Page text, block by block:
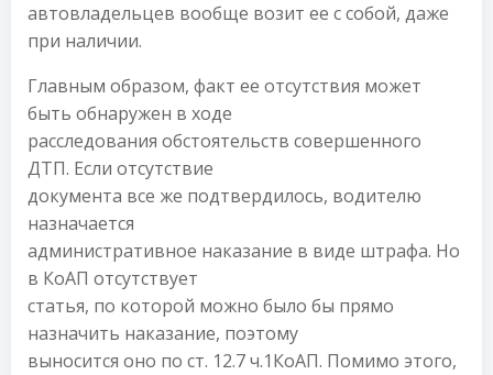
автовладельцев вообще возит ее с собой, даже
при наличии.
Главным образом, факт ее отсутствия может
быть обнаружен в ходе
расследования обстоятельств совершенного
ДТП. Если отсутствие
документа все же подтвердилось, водителю
назначается
административное наказание в виде штрафа. Но
в КоАП отсутствует
статья, по которой можно было бы прямо
назначить наказание, поэтому
выносится оно по ст. 12.7 ч.1КоАП. Помимо этого,